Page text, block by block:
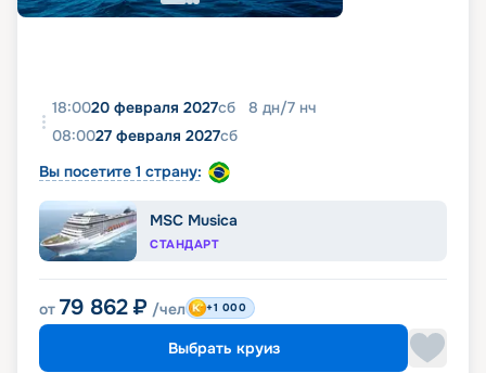
18:0020 февраля 2027сб 8 дн/7 нч
08:0027 февраля 2027сб
Вы посетите 1 страну:
MSC Musica
СТАНДАРТ
от 79 862 ₽ /чел +1 000
Выбрать круиз